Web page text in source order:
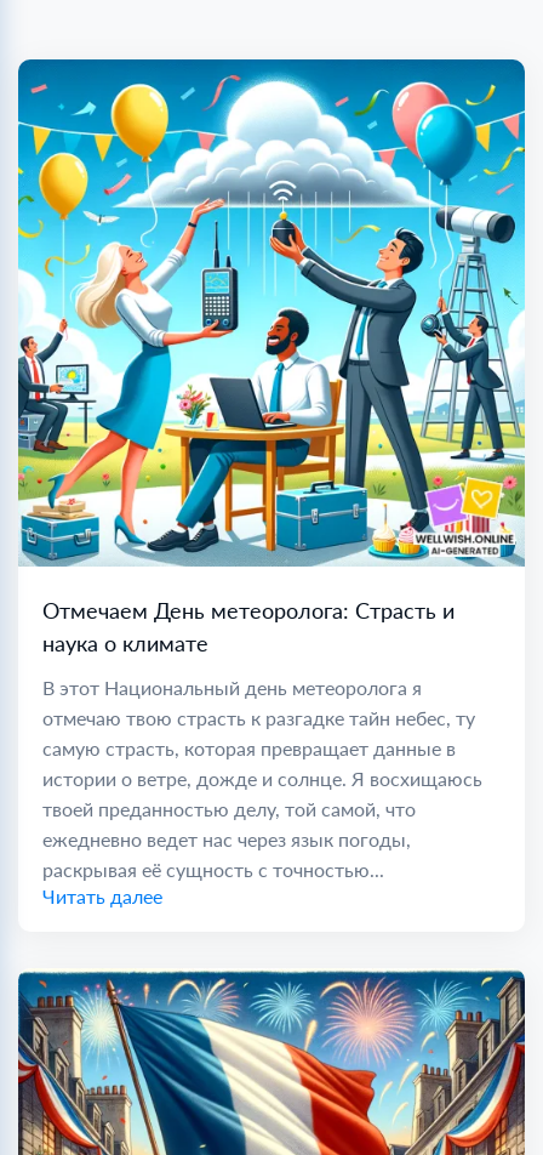
Отмечаем День метеоролога: Страсть и
наука о климате
В этот Национальный день метеоролога я
отмечаю твою страсть к разгадке тайн небес, ту
самую страсть, которая превращает данные в
истории о ветре, дожде и солнце. Я восхищаюсь
твоей преданностью делу, той самой, что
ежедневно ведет нас через язык погоды,
раскрывая её сущность с точностью...
Читать далее